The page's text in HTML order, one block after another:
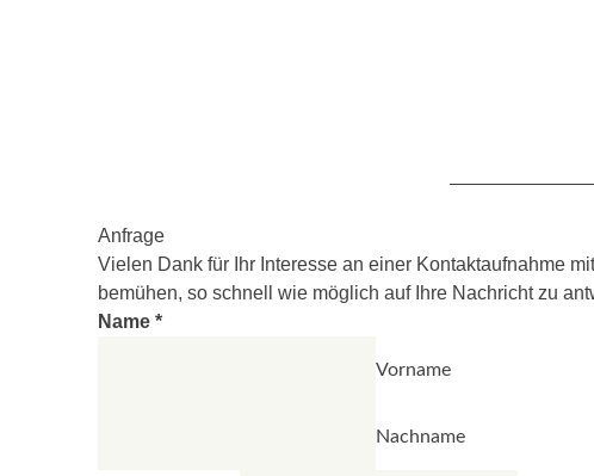
Anfrage
Vielen Dank für Ihr Interesse an einer Kontaktaufnahme
bemühen, so schnell wie möglich auf Ihre Nachricht zu
Name *
Vorname
Nachname